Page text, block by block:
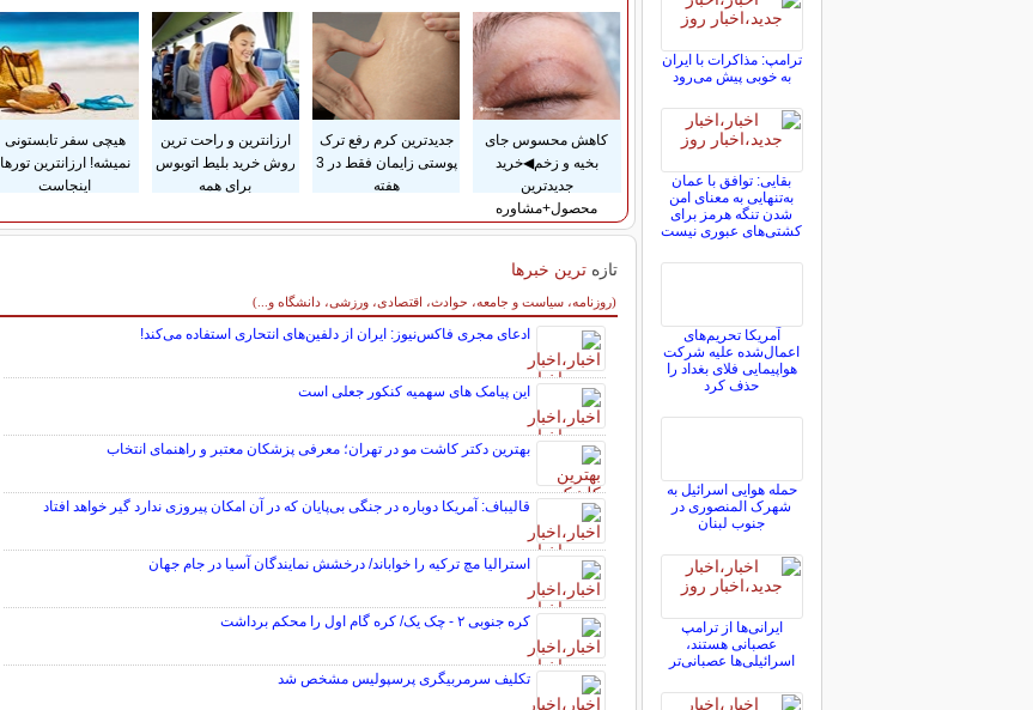
کاهش محسوس جای
بخیه و زخم◀خرید
جدیدترین
محصول+مشاوره
جدیدترین کرم رفع ترک
پوستی زایمان فقط در 3
هفته
ارزانترین و راحت ترین
روش خرید بلیط اتوبوس
برای همه
هیچی سفر تابستونی
نمیشه! ارزانترین تورها
اینجاست
تازه ترین خبرها
(روزنامه، سیاست و جامعه، حوادث، اقتصادی، ورزشی، دانشگاه و...)
سایر خبرهای داغ
ادعای مجری فاکس‌‌نیوز: ایران از دلفین‌های انتحاری استفاده می‌کند!
این پیامک های سهمیه کنکور جعلی است
بهترین دکتر کاشت مو در تهران؛ معرفی پزشکان معتبر و راهنمای انتخاب
قالیباف: آمریکا دوباره در جنگی بی‌پایان که در آن امکان پیروزی ندارد گیر خواهد افتاد
استرالیا مچ ترکیه را خواباند/ درخشش نمایندگان آسیا در جام جهان
کره جنوبی ۲ - چک یک/ کره گام اول را محکم برداشت
تکلیف سرمربیگری پرسپولیس مشخص شد
ترامپ: مذاکرات با ایران
به خوبی پیش می‌رود
بقایی: توافق با عمان
به‌تنهایی به معنای امن
شدن تنگه هرمز برای
کشتی‌های عبوری نیست
آمریکا تحریم‌های
اعمال‌شده علیه شرکت
هواپیمایی فلای بغداد را
حذف کرد
حمله هوایی اسرائیل به
شهرک المنصوری در
جنوب لبنان
ایرانی‌ها از ترامپ
عصبانی هستند،
اسرائیلی‌ها عصبانی‌تر